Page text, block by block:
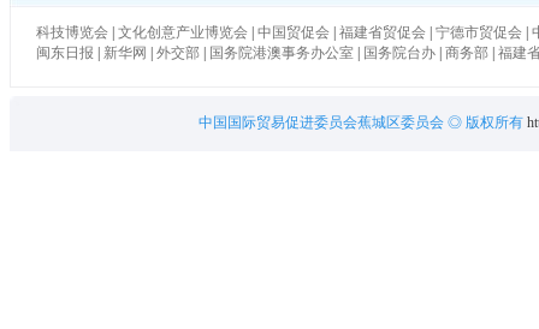
科技博览会| 文化创意产业博览会| 中国贸促会| 福建省贸促会| 宁德市贸促会|
闽东日报
新华网 外交部| 国务院港澳事务办公室| 国务院台办| 商务部 福建
中国国际贸易促进委员会蕉城区委员会 ◎ 版权所有